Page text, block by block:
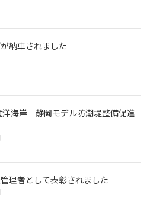
納車されました
洋海岸 静岡モデル防潮堤整備促進
理者として表彰されました